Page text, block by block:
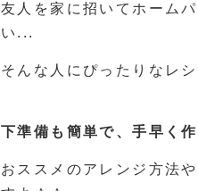
友人を家に招いてホーム
い...
そんな人にぴったりなレ
下準備も簡単で、手早く
おススメのアレンジ方法